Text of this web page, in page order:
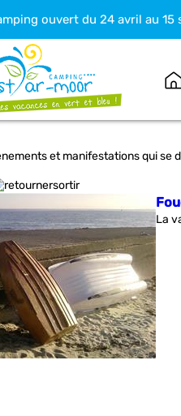
ouvert du 24 avril au 15
et manifestations qui se
La